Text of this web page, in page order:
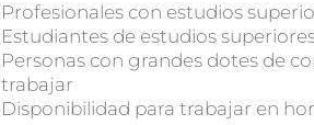
Profesionales con estudios
Estudiantes de estudios
Personas con grandes dotes de
trabajar
Disponibilidad para trabajar en